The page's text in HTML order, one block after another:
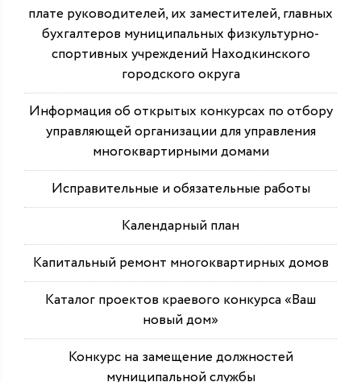
плате руководителей, их заместителей, главных
бухгалтеров муниципальных физкультурно-
спортивных учреждений Находкинского
городского округа
Информация об открытых конкурсах по отбору
управляющей организации для управления
многоквартирными домами
Исправительные и обязательные работы
Календарный план
Капитальный ремонт многоквартирных домов
Каталог проектов краевого конкурса «Ваш
новый дом»
Конкурс на замещение должностей
муниципальной службы